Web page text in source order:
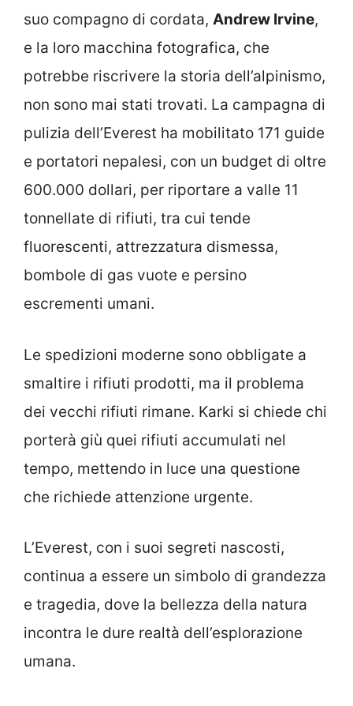
suo compagno di cordata, Andrew Irvine,
e la loro macchina fotografica, che
potrebbe riscrivere la storia dell’alpinismo,
non sono mai stati trovati. La campagna di
pulizia dell’Everest ha mobilitato 171 guide
e portatori nepalesi, con un budget di oltre
600.000 dollari, per riportare a valle 11
tonnellate di rifiuti, tra cui tende
fluorescenti, attrezzatura dismessa,
bombole di gas vuote e persino
escrementi umani.
Le spedizioni moderne sono obbligate a
smaltire i rifiuti prodotti, ma il problema
dei vecchi rifiuti rimane. Karki si chiede chi
porterà giù quei rifiuti accumulati nel
tempo, mettendo in luce una questione
che richiede attenzione urgente.
L’Everest, con i suoi segreti nascosti,
continua a essere un simbolo di grandezza
e tragedia, dove la bellezza della natura
incontra le dure realtà dell’esplorazione
umana.